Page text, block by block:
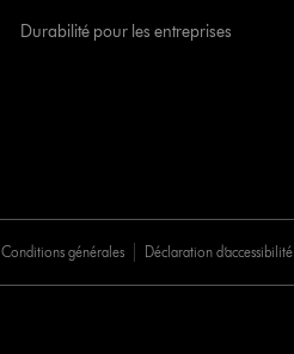
Durabilité pour les entreprises
Conditions générales Déclaration d’accessibilité